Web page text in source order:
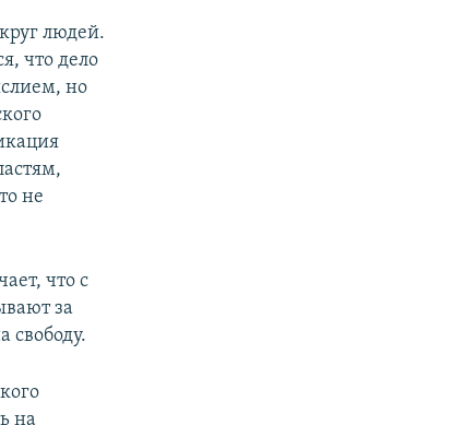
людей.
что дело
но
не
что с
за
свободу.
на